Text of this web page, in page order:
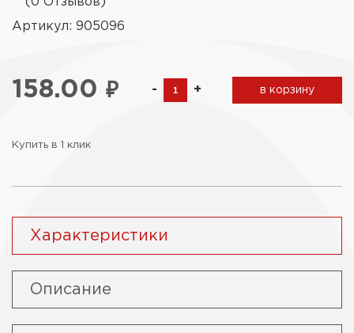
Артикул: 905096
158.00 ₽ - + в корзину
Купить в 1 клик
Характеристики
Описание